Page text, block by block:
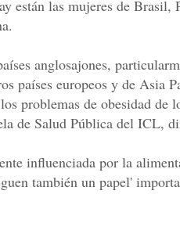
están las mujeres de Brasil,
anglosajones,
países europeos y de Asia
problemas de obesidad de
de Salud Pública del ICL,
influenciada por la
también un papel'